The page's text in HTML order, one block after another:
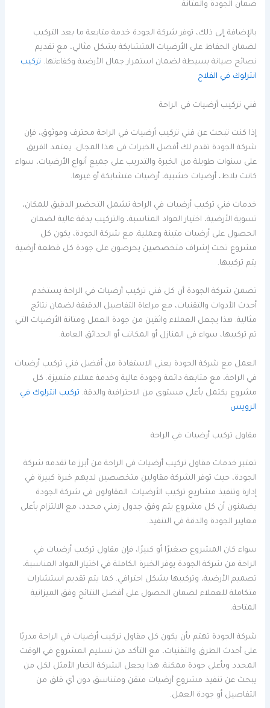
ضمان الجودة والمتانة.
بالإضافة إلى ذلك، توفر شركة الجودة خدمة متابعة ما بعد التركيب
لضمان الحفاظ على الأرضيات المتشابكة بشكل مثالي، مع تقديم
نصائح صيانة بسيطة لضمان استمرار جمال الأرضية وكفاءتها. تركيب
انترلوك في الفلاح
فني تركيب أرضيات في الراحة
إذا كنت تبحث عن فني تركيب أرضيات في الراحة محترف وموثوق، فإن
شركة الجودة تقدم لك أفضل الخبرات في هذا المجال. يعتمد الفريق
على سنوات طويلة من الخبرة والتدريب على جميع أنواع الأرضيات، سواء
كانت بلاط، أرضيات خشبية، أرضيات متشابكة أو غيرها.
خدمات فني تركيب أرضيات في الراحة تشمل التحضير الدقيق للمكان،
تسوية الأرضية، اختيار المواد المناسبة، والتركيب بدقة عالية لضمان
الحصول على أرضيات متينة وعملية. مع شركة الجودة، يكون كل
مشروع تحت إشراف متخصصين يحرصون على جودة كل قطعة أرضية
يتم تركيبها.
تضمن شركة الجودة أن كل فني تركيب أرضيات في الراحة يستخدم
أحدث الأدوات والتقنيات، مع مراعاة التفاصيل الدقيقة لضمان نتائج
مثالية. هذا يجعل العملاء واثقين من جودة العمل ومتانة الأرضيات التي
تم تركيبها، سواء في المنازل أو المكاتب أو الحدائق العامة.
العمل مع شركة الجودة يعني الاستفادة من أفضل فني تركيب أرضيات
في الراحة، مع متابعة دائمة وجودة عالية وخدمة عملاء متميزة. كل
مشروع يكتمل بأعلى مستوى من الاحترافية والدقة. تركيب انترلوك في
الرويس
مقاول تركيب أرضيات في الراحة
تعتبر خدمات مقاول تركيب أرضيات في الراحة من أبرز ما تقدمه شركة
الجودة، حيث توفر الشركة مقاولين متخصصين لديهم خبرة كبيرة في
إدارة وتنفيذ مشاريع تركيب الأرضيات. المقاولون في شركة الجودة
يضمنون أن كل مشروع يتم وفق جدول زمني محدد، مع الالتزام بأعلى
معايير الجودة والدقة في التنفيذ.
سواء كان المشروع صغيرًا أو كبيرًا، فإن مقاول تركيب أرضيات في
الراحة من شركة الجودة يوفر الخبرة الكاملة في اختيار المواد المناسبة،
تصميم الأرضية، وتركيبها بشكل احترافي. كما يتم تقديم استشارات
متكاملة للعملاء لضمان الحصول على أفضل النتائج وفق الميزانية
المتاحة.
شركة الجودة تهتم بأن يكون كل مقاول تركيب أرضيات في الراحة مدربًا
على أحدث الطرق والتقنيات، مع التأكد من تسليم المشروع في الوقت
المحدد وبأعلى جودة ممكنة. هذا يجعل الشركة الخيار الأمثل لكل من
يبحث عن تنفيذ مشروع أرضيات متقن ومتناسق دون أي قلق من
التفاصيل أو جودة العمل.